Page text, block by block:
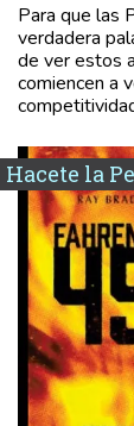
Para que las
verdadera
de ver estos
comiencen a
Hacete la